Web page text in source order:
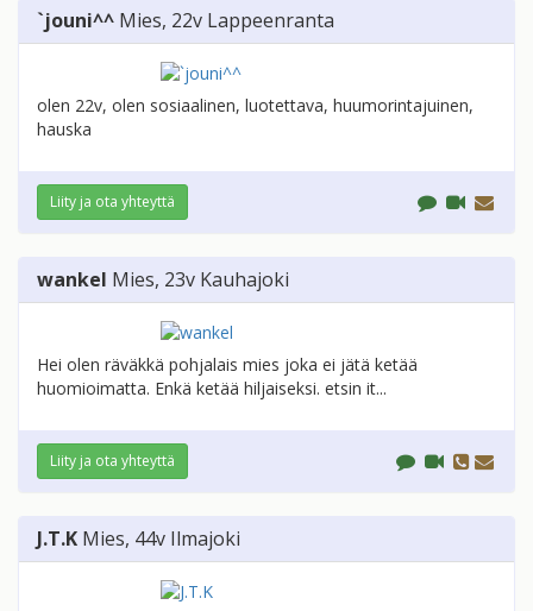
`jouni^^ Mies, 22v Lappeenranta
olen 22v, olen sosiaalinen, luotettava, huumorintajuinen,
hauska
Liity ja ota yhteyttä
wankel Mies, 23v Kauhajoki
Hei olen räväkkä pohjalais mies joka ei jätä ketää
huomioimatta. Enkä ketää hiljaiseksi. etsin it...
Liity ja ota yhteyttä
J.T.K Mies, 44v Ilmajoki